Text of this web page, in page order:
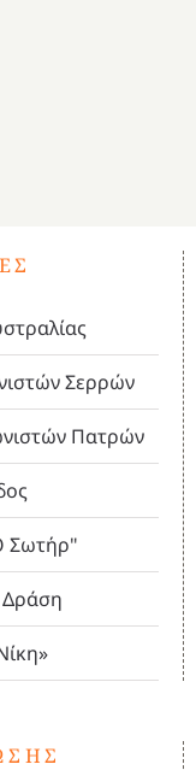
Σερρών
Πατρών
Σωτήρ"
Δράση